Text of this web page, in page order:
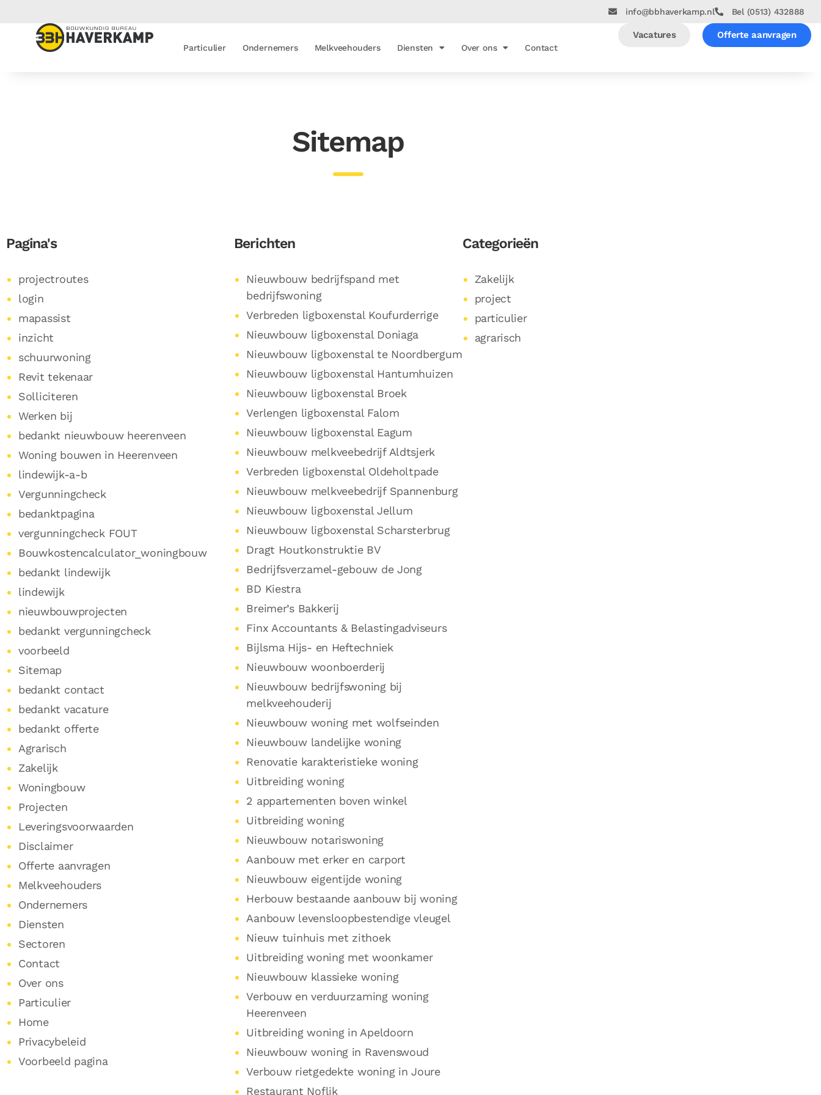
Bel (0513) 432888
info@bbhaverkamp.nl
Particulier Ondernemers Melkveehouders Diensten Over ons Contact
Offerte aanvragen
Vacatures
Sitemap
Pagina's
projectroutes
login
mapassist
inzicht
schuurwoning
Revit tekenaar
Solliciteren
Werken bij
bedankt nieuwbouw heerenveen
Woning bouwen in Heerenveen
lindewijk-a-b
Vergunningcheck
bedanktpagina
vergunningcheck FOUT
Bouwkostencalculator_woningbouw
bedankt lindewijk
lindewijk
nieuwbouwprojecten
bedankt vergunningcheck
voorbeeld
Sitemap
bedankt contact
bedankt vacature
bedankt offerte
Agrarisch
Zakelijk
Woningbouw
Projecten
Leveringsvoorwaarden
Disclaimer
Offerte aanvragen
Melkveehouders
Ondernemers
Diensten
Sectoren
Contact
Over ons
Particulier
Home
Privacybeleid
Voorbeeld pagina
Berichten
Nieuwbouw bedrijfspand met
bedrijfswoning
Verbreden ligboxenstal Koufurderrige
Nieuwbouw ligboxenstal Doniaga
Nieuwbouw ligboxenstal te Noordbergum
Nieuwbouw ligboxenstal Hantumhuizen
Nieuwbouw ligboxenstal Broek
Verlengen ligboxenstal Falom
Nieuwbouw ligboxenstal Eagum
Nieuwbouw melkveebedrijf Aldtsjerk
Verbreden ligboxenstal Oldeholtpade
Nieuwbouw melkveebedrijf Spannenburg
Nieuwbouw ligboxenstal Jellum
Nieuwbouw ligboxenstal Scharsterbrug
Dragt Houtkonstruktie BV
Bedrijfsverzamel-gebouw de Jong
BD Kiestra
Breimer’s Bakkerij
Finx Accountants & Belastingadviseurs
Bijlsma Hijs- en Heftechniek
Nieuwbouw woonboerderij
Nieuwbouw bedrijfswoning bij
melkveehouderij
Nieuwbouw woning met wolfseinden
Nieuwbouw landelijke woning
Renovatie karakteristieke woning
Uitbreiding woning
2 appartementen boven winkel
Uitbreiding woning
Nieuwbouw notariswoning
Aanbouw met erker en carport
Nieuwbouw eigentijde woning
Herbouw bestaande aanbouw bij woning
Aanbouw levensloopbestendige vleugel
Nieuw tuinhuis met zithoek
Uitbreiding woning met woonkamer
Nieuwbouw klassieke woning
Verbouw en verduurzaming woning
Heerenveen
Uitbreiding woning in Apeldoorn
Nieuwbouw woning in Ravenswoud
Verbouw rietgedekte woning in Joure
Restaurant Noflik
Categorieën
Zakelijk
project
particulier
agrarisch